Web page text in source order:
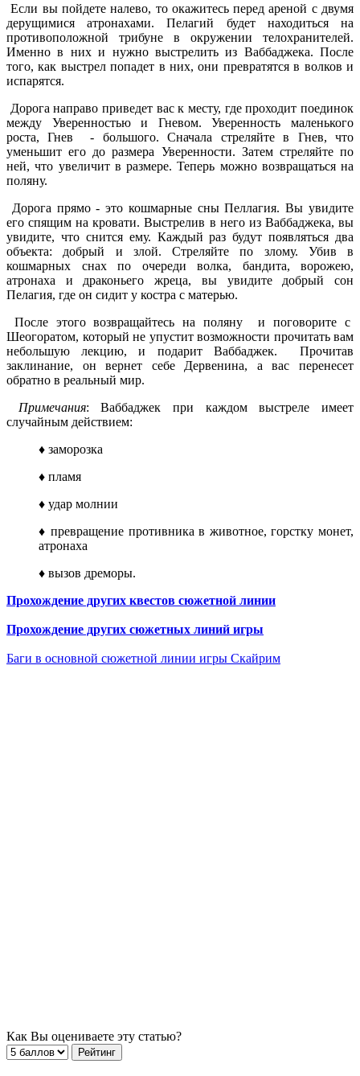
Если вы пойдете налево, то окажитесь перед ареной с двумя
дерущимися атронахами. Пелагий будет находиться на
противоположной трибуне в окружении телохранителей.
Именно в них и нужно выстрелить из Ваббаджека. После
того, как выстрел попадет в них, они превратятся в волков и
испарятся.
Дорога направо приведет вас к месту, где проходит поединок
между Уверенностью и Гневом. Уверенность маленького
роста, Гнев - большого. Сначала стреляйте в Гнев, что
уменьшит его до размера Уверенности. Затем стреляйте по
ней, что увеличит в размере. Теперь можно возвращаться на
поляну.
Дорога прямо - это кошмарные сны Пеллагия. Вы увидите
его спящим на кровати. Выстрелив в него из Ваббаджека, вы
увидите, что снится ему. Каждый раз будут появляться два
объекта: добрый и злой. Стреляйте по злому. Убив в
кошмарных снах по очереди волка, бандита, ворожею,
атронаха и драконьего жреца, вы увидите добрый сон
Пелагия, где он сидит у костра с матерью.
После этого возвращайтесь на поляну и поговорите с
Шеогоратом, который не упустит возможности прочитать вам
небольшую лекцию, и подарит Ваббаджек. Прочитав
заклинание, он вернет себе Дервенина, а вас перенесет
обратно в реальный мир.
Примечания: Ваббаджек при каждом выстреле имеет
случайным действием:
♦ заморозка
♦ пламя
♦ удар молнии
♦ превращение противника в животное, горстку монет,
атронаха
♦ вызов дреморы.
Прохождение других квестов сюжетной линии
Прохождение других сюжетных линий игры
Баги в основной сюжетной линии игры Скайрим
Как Вы оцениваете эту статью?